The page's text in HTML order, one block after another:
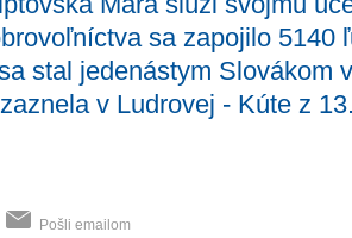
sa zapojilo 5140
stal jedenástym Slovákom
v Ludrovej - Kúte z
Pošli emailom